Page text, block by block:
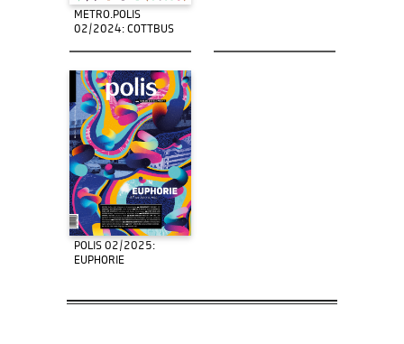
METRO.POLIS
02/2024: COTTBUS
POLIS 02/2025:
EUPHORIE